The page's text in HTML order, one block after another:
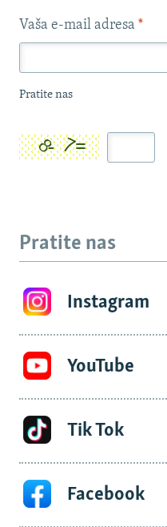
Vaša e-mail adresa *
Pratite nas
Pratite nas
Instagram
YouTube
Tik Tok
Facebook